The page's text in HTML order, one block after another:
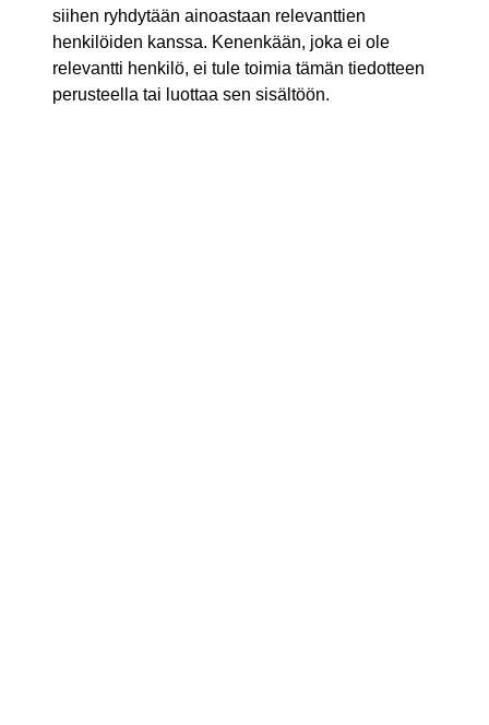
siihen ryhdytään ainoastaan relevanttien
henkilöiden kanssa. Kenenkään, joka ei ole
relevantti henkilö, ei tule toimia tämän tiedotteen
perusteella tai luottaa sen sisältöön.